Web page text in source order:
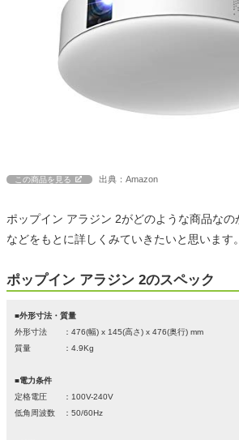
この商品を見る 出典：Amazon
ポップイン アラジン 2がどのような商品な
などをもとに詳しくみていきたいと思います。
ポップイン アラジン 2のスペック
■外形寸法・質量
外形寸法 ：476(幅) x 145(高さ) x 476(奥行) mm
質量 ：4.9Kg
■電力条件
定格電圧 ：100V-240V
低角周波数 ：50/60Hz